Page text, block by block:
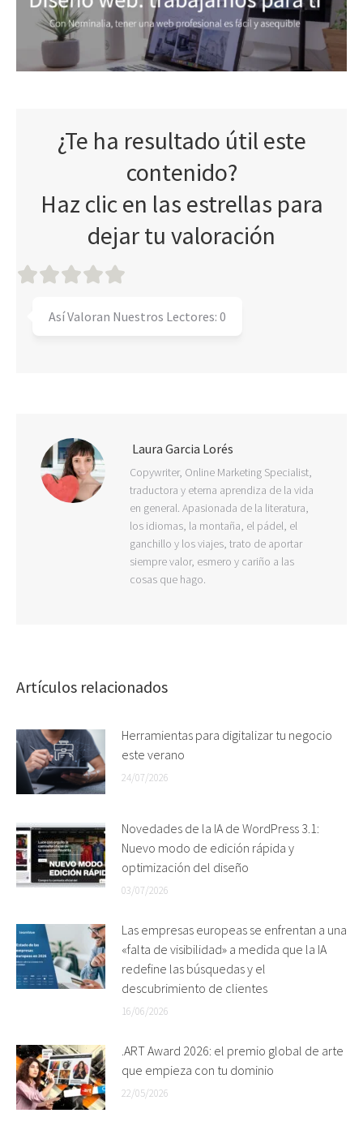
¿Te ha resultado útil este
contenido?
Haz clic en las estrellas para
dejar tu valoración
Así Valoran Nuestros Lectores: 0
Laura Garcia Lorés
Copywriter, Online Marketing Specialist,
traductora y eterna aprendiza de la vida
en general. Apasionada de la literatura,
los idiomas, la montaña, el pádel, el
ganchillo y los viajes, trato de aportar
siempre valor, esmero y cariño a las
cosas que hago.
Artículos relacionados
Herramientas para digitalizar tu negocio
este verano
24/07/2026
Novedades de la IA de WordPress 3.1:
Nuevo modo de edición rápida y
optimización del diseño
03/07/2026
Las empresas europeas se enfrentan a una
«falta de visibilidad» a medida que la IA
redefine las búsquedas y el
descubrimiento de clientes
16/06/2026
.ART Award 2026: el premio global de arte
que empieza con tu dominio
22/05/2026